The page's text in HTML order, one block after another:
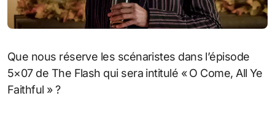
Que nous réserve les scénaristes dans l’épisode
5×07 de The Flash qui sera intitulé « O Come, All Ye
Faithful » ?